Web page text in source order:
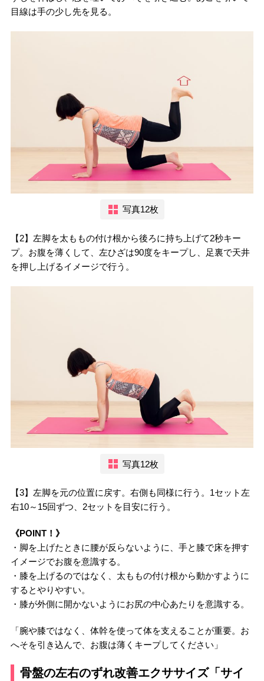
目線は手の少し先を見る。
写真12枚
【2】左脚を太ももの付け根から後ろに持ち上げて2秒キー
プ。お腹を薄くして、左ひざは90度をキープし、足裏で天井
を押し上げるイメージで行う。
写真12枚
【3】左脚を元の位置に戻す。右側も同様に行う。1セット左
右10～15回ずつ、2セットを目安に行う。
《POINT！》
・脚を上げたときに腰が反らないように、手と膝で床を押す
イメージでお腹を意識する。
・膝を上げるのではなく、太ももの付け根から動かすように
するとやりやすい。
・膝が外側に開かないようにお尻の中心あたりを意識する。
「腕や膝ではなく、体幹を使って体を支えることが重要。お
へそを引き込んで、お腹は薄くキープしてください」
骨盤の左右のずれ改善エクササイズ「サイ